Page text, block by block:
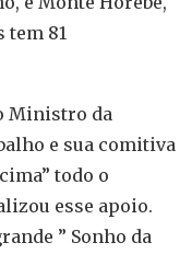
tem 81
Ministro da
e sua comitiva
todo o
esse apoio.
” Sonho da